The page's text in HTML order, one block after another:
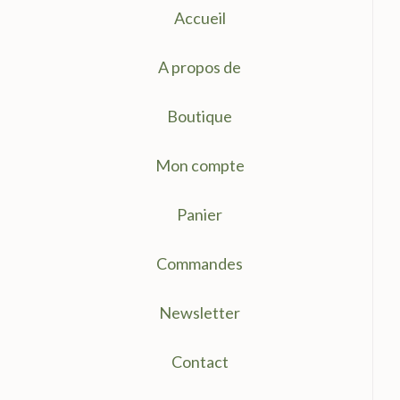
Accueil
A propos de
Boutique
Mon compte
Panier
Commandes
Newsletter
Contact